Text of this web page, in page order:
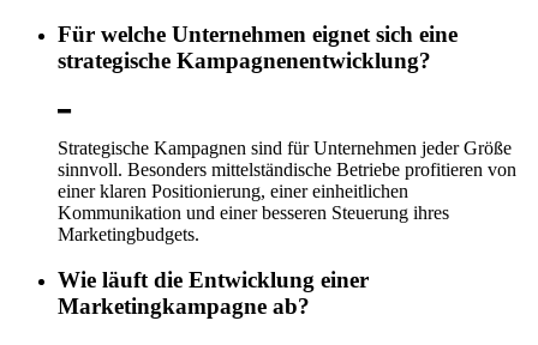
Für welche Unternehmen eignet sich eine
strategische Kampagnenentwicklung?
Strategische Kampagnen sind für Unternehmen jeder Größe
sinnvoll. Besonders mittelständische Betriebe profitieren von
einer klaren Positionierung, einer einheitlichen
Kommunikation und einer besseren Steuerung ihres
Marketingbudgets.
Wie läuft die Entwicklung einer
Marketingkampagne ab?